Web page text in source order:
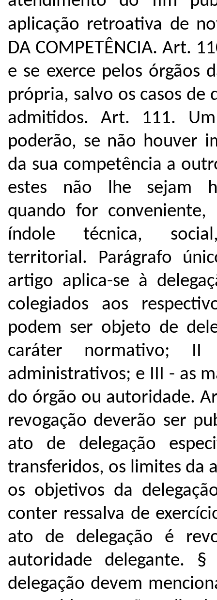
aplicação retroativa de
DA COMPETÊNCIA. Art.
e se exerce pelos órgãos
própria, salvo os casos de
admitidos.Art. 111.
poderão, se não houver
da sua competência a
estes não lhe sejam
quando for conveniente,
índole técnica,
territorial. Parágrafo
artigo aplica-se à
colegiados aos
podem ser objeto de
caráter normativo; II
administrativos; e III - as
do órgão ou autoridade.
revogação deverão ser
ato de delegação
transferidos, os limites da
os objetivos da
conter ressalva de
ato de delegação é
autoridade delegante. §
delegação devem